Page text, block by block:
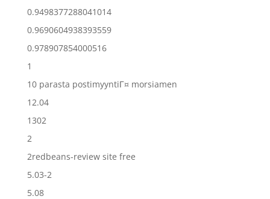
0.9498377288041014
0.9690604938393559
0.978907854000516
1
10 parasta postimyyntiГ¤ morsiamen
12.04
1302
2
2redbeans-review site free
5.03-2
5.08